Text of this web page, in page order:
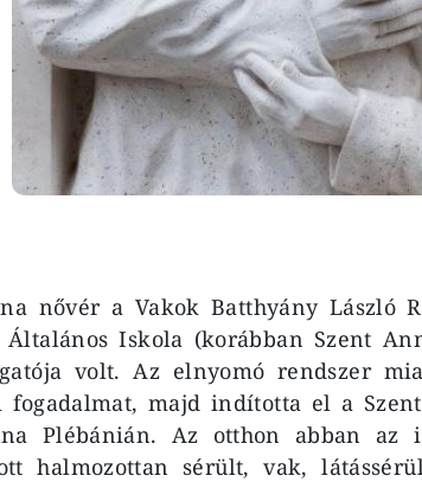
nővér a Vakok Batthyány László
Általános Iskola (korábban Szent
volt. Az elnyomó rendszer
fogadalmat, majd indította el a
Plébánián. Az otthon abban az
halmozottan sérült, vak,